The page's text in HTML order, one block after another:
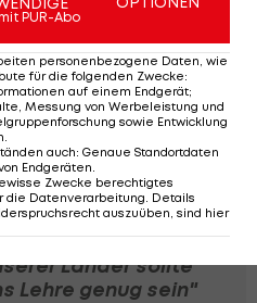
Achtelfinale: ÖFB-
Quartett lässt
aus
Team
Geschichte
Länder sollte
Lehre genug sein"
PUR-Abo
personenbezogene Daten, wie
für die folgenden Zwecke:
auf einem Endgerät;
Messung von Werbeleistung und
sowie Entwicklung
.
auch: Genaue Standortdaten
Endgeräten.
Zwecke berechtigtes
die Datenverarbeitung. Details
auszuüben, sind hier